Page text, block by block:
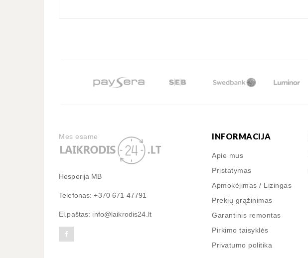
Mes esame
Hesperija MB
Telefonas: +370 671 47791
El.paštas: info@laikrodis24.lt
INFORMACIJA
Apie mus
Pristatymas
Apmokėjimas / Lizingas
Prekių grąžinimas
Garantinis remontas
Pirkimo taisyklės
Privatumo politika